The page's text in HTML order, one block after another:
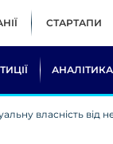
СТАРТАПИ
АНАЛІТИКА
власність від